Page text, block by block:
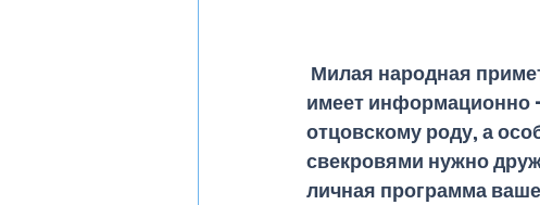
имеет информационно
отцовскому роду, а
свекровями нужно
личная программа